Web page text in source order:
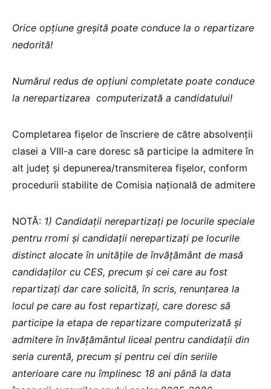
Orice opțiune greșită poate conduce la o repartizare
nedorită!
Numărul redus de opțiuni completate poate conduce
la nerepartizarea computerizată a candidatului!
Completarea fișelor de înscriere de către absolvenții
clasei a VIII-a care doresc să participe la admitere în
alt județ și depunerea/transmiterea fișelor, conform
procedurii stabilite de Comisia națională de admitere
NOTĂ: 1) Candidații nerepartizați pe locurile speciale
pentru rromi și candidații nerepartizați pe locurile
distinct alocate în unitățile de învățământ de masă
candidaților cu CES, precum și cei care au fost
repartizați dar care solicită, în scris, renunțarea la
locul pe care au fost repartizați, care doresc să
participe la etapa de repartizare computerizată și
admitere în învățământul liceal pentru candidații din
seria curentă, precum și pentru cei din seriile
anterioare care nu împlinesc 18 ani până la data